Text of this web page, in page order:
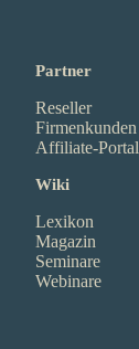
Partner
Reseller
Firmenkunden
Affiliate-Portal
Wiki
Lexikon
Magazin
Seminare
Webinare